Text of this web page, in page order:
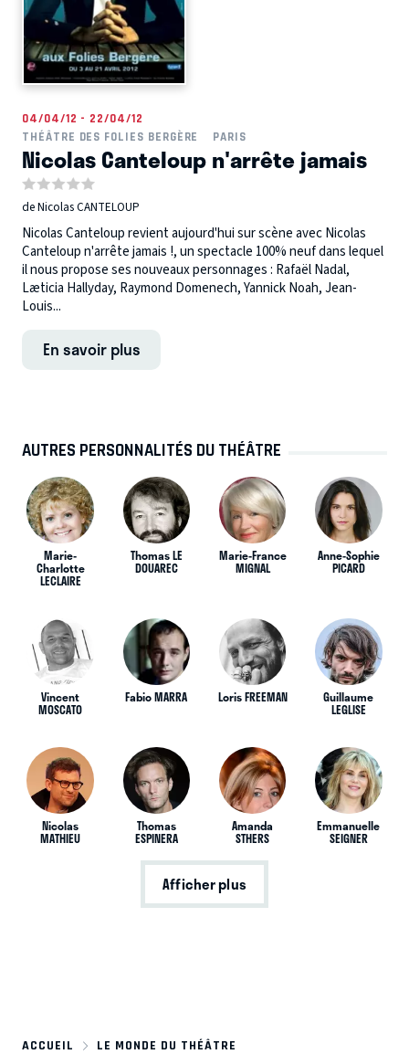
04/04/12 - 22/04/12
THÉÂTRE DES FOLIES BERGÈRE
PARIS
Nicolas Canteloup n'arrête jamais
de Nicolas CANTELOUP
Nicolas Canteloup revient aujourd'hui sur scène avec Nicolas
Canteloup n'arrête jamais !, un spectacle 100% neuf dans lequel
il nous propose ses nouveaux personnages : Rafaël Nadal,
Læticia Hallyday, Raymond Domenech, Yannick Noah, Jean-
Louis...
En savoir plus
AUTRES PERSONNALITÉS DU THÉÂTRE
Marie-
Charlotte
LECLAIRE
Thomas LE
DOUAREC
Marie-France
MIGNAL
Anne-Sophie
PICARD
Vincent
MOSCATO
Fabio MARRA Loris FREEMAN Guillaume
LEGLISE
Nicolas
MATHIEU
Thomas
ESPINERA
Amanda
STHERS
Emmanuelle
SEIGNER
Afficher plus
ACCUEIL
LE MONDE DU THÉÂTRE